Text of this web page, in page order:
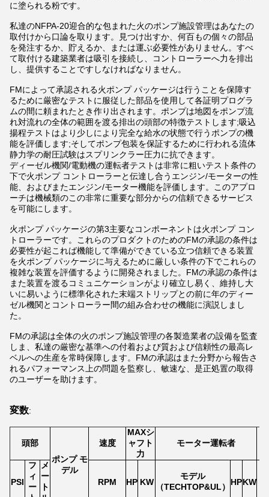
に塗られる粉です。
私達のNFPA-20迎合的な包まれた火のポンプ施設管理はあなたの
取付けから口論を取ります。見つけ出すか、何百もの個々の部品
を発注するか、貯えるか、または運ぶ必要性がありません。すべ
て取付ける建築業者は吸引を接続し、コントローラーへ力を排出
し、提供することですしなければなりません。
FMによって承認される火ポンプ パッケージは行うことを保障す
るために厳密なテストに服従した部品を使用して各証明プログラ
ムの間に頼まれたとき作り出されます。ポンプは地図をポンプ流
れ対流れの全体の範囲を渡る排出の頭部の特徴テストします;吸込
揚程テストはより少しにより完全な給水の状態で行うポンプの機
能を評価します;そしてポンプ包装を保証するために行われる流体
静力学の耐圧試験はスプリンクラー圧力に抗できます。
ディーゼル機関/電動機の運転者テストは非常に粗いテスト条件の
下で火ポンプ コントローラーと伝達し合うエンジン/モーターの性
能、およびまたエンジン/モーター機能を評価します。このアプロ
ーチは機械類のこの非常に重要な部分からの信頼できるサービス
を可能にします。
火ポンプ パッケージの第3主要なコンポーネントは火ポンプ コン
トローラーです。これらのプロダクトのためのFMの承認の条件は
必要性が起これば機能して準備ができている立つ信頼できる装置
を火ポンプ パッケージに与えるために厳しい条件の下でこれらの
複雑な装置を評価するように開発されました。FMの承認の条件は
また装置を渡るコミュニケーションがより確立し易く、維持し大
いに易いように標準化された末端ストリップとの前に年のディー
ゼル機関とコントローラー間の組み合わせの機能に演説しまし
た。
FMの承認は全体の火のポンプ施設管理の各製造業者の設備を監査
しま、私達の厳密な基準への付着および質および信頼性の最高レ
ベルへの生産を常時保障します。FMの承認はまた分野から報告さ
れるパフォーマンス上の問題を監察し、敏速な、是正処置の取得
のユーザーを助けます。
変数:
頭部
ポンプ モ
デル
速度
MAXシ
ャフト
力
モーター運転者
PSI
フ
ィ
ー
メ
ー
ト
RPM HP KW
モデル
（TECHTOP&UL）
HPKW